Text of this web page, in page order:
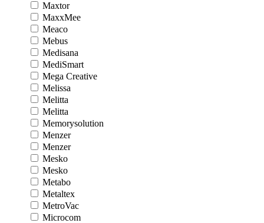
Maxtor
MaxxMee
Meaco
Mebus
Medisana
MediSmart
Mega Creative
Melissa
Melitta
Melitta
Memorysolution
Menzer
Menzer
Mesko
Mesko
Metabo
Metaltex
MetroVac
Microcom